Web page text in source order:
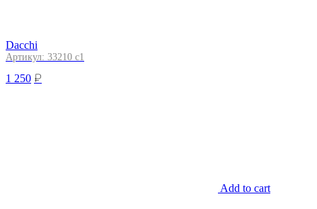
Dacchi
Артикул: 33210 c1
1 250 ₽
Add to cart